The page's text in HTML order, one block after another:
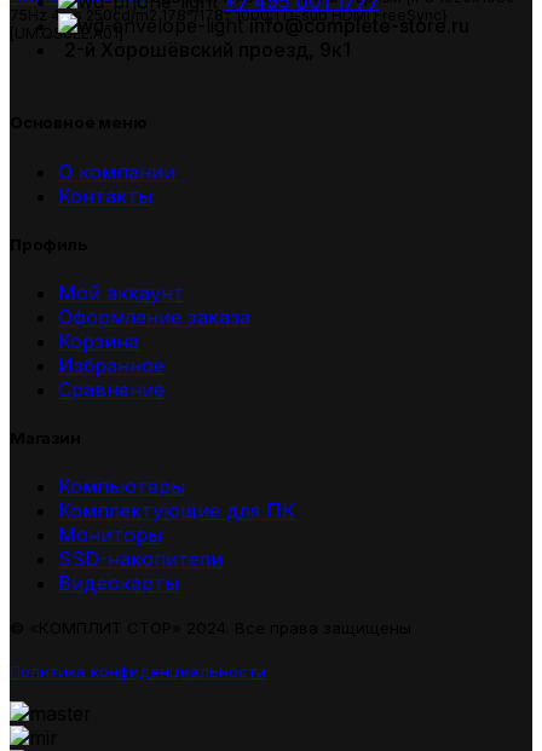
75Hz 4ms 250cd/m2 178°/178° 1000:1 D-sub HDMI FreeSync}
[UM.QS0EE.A01]
О компании
Контакты
Мой аккаунт
Оформление заказа
Корзина
Избранное
Сравнение
Компьютеры
Комплектующие для ПК
Мониторы
SSD-накопители
Видеокарты
Политика конфиденциальности